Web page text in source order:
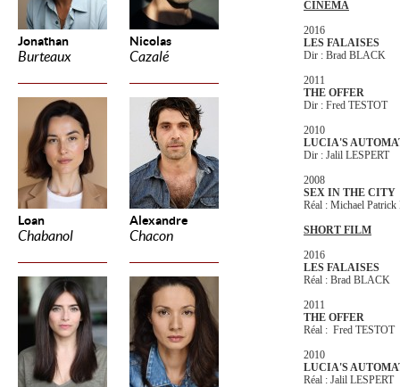
Jonathan
Burteaux
Nicolas
Cazalé
Loan
Chabanol
Alexandre
Chacon
CINEMA
2016
LES FALAISES
Dir : Brad BLACK
2011
THE OFFER
Dir : Fred TESTOT
2010
LUCIA'S
Dir : Jalil LESPERT
2008
SEX IN THE CITY
Réal : Michael
SHORT FILM
2016
LES FALAISES
Réal : Brad BLACK
2011
THE OFFER
Réal : Fred TESTOT
2010
LUCIA'S
Réal : Jalil LESPERT